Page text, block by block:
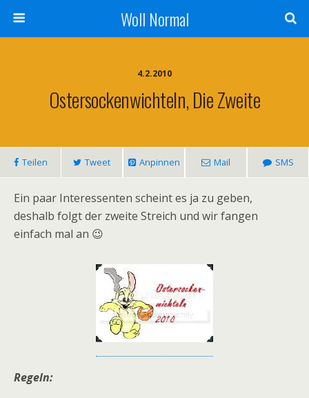
Woll Normal
4.2.2010
Ostersockenwichteln, Die Zweite
Teilen Tweet Anpinnen Mail SMS
Ein paar Interessenten scheint es ja zu geben,
deshalb folgt der zweite Streich und wir fangen
einfach mal an 😉
Regeln: